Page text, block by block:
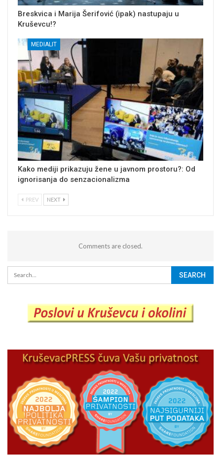
Breskvica i Marija Šerifović (ipak) nastupaju u
Kruševcu!?
MEDIALIT
Kako mediji prikazuju žene u javnom prostoru?: Od
ignorisanja do senzacionalizma
PREV NEXT
Comments are closed.